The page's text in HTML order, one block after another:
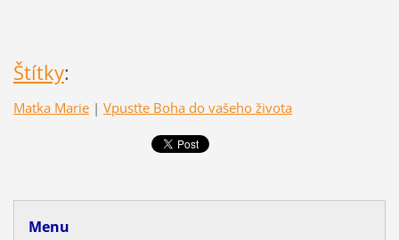
Štítky:
Matka Marie | Vpusťte Boha do vašeho života
Menu